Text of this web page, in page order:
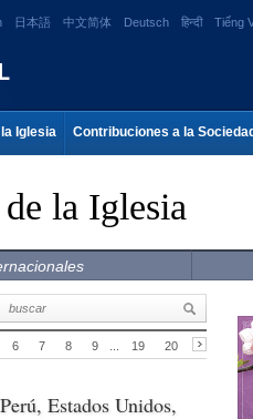
日本語 中文简体 Deutsch हिन्दी Tiếng
Iglesia Contribuciones a la Sociedad
de la Iglesia
6 7 8 9 19 20
Estados Unidos,